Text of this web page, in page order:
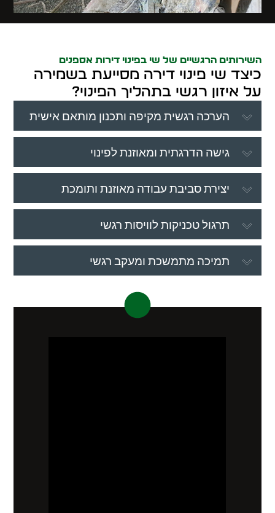
השירותים הרגשיים של שי בפינוי דירות אספנים
כיצד שי פינוי דירה מסייעת בשמירה
על איזון רגשי בתהליך הפינוי?
הערכה רגשית מקיפה ותכנון מותאם אישית
גישה הדרגתית ומאוזנת לפינוי
יצירת סביבת עבודה מאוזנת ותומכת
תרגול טכניקות לוויסות רגשי
תמיכה מתמשכת ומעקב רגשי